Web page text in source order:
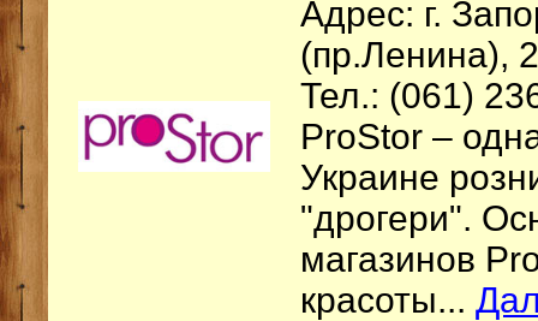
Адрес: г.
(пр.Ленина),
Тел.: (061)
ProStor –
Украине
"дрогери".
магазинов
красоты...